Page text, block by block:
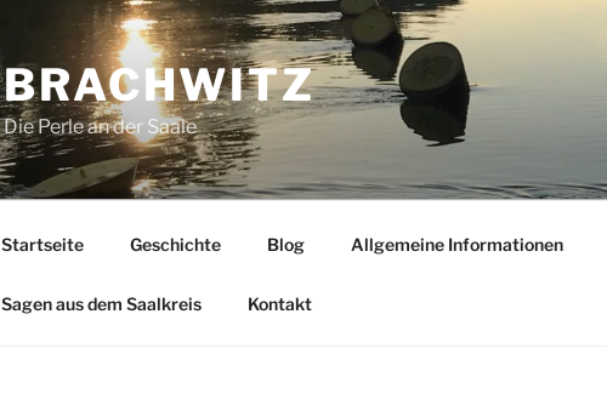
BRACHWITZ
Die Perle an der Saale
Startseite Geschichte Blog Allgemeine Informationen
Sagen aus dem Saalkreis Kontakt